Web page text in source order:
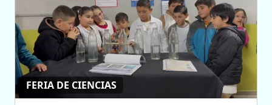
FERIA DE CIENCIAS